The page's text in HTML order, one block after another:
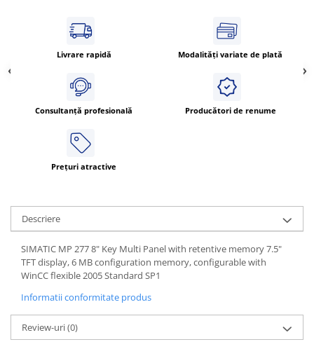
Regulatoare de temperatura si
Controler PID avansat - Blue Line
Counter Timer Tahometru
Dispozitive comunicatie
Senzori capacitivi
Senzori de presiune
Senzori fotoelectrici
Senzori inductivi
Senzori magnetici-rezistivi
Senzori ultrasonici
ATEX
Livrare rapidă Modalități variate de plată
Consultanță profesională Producători de renume
Prețuri atractive
Descriere
SIMATIC MP 277 8" Key Multi Panel with retentive memory 7.5"
TFT display, 6 MB configuration memory, configurable with
WinCC flexible 2005 Standard SP1
Informatii conformitate produs
Review-uri(0)